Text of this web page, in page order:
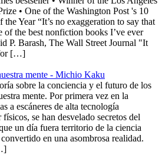
• One of the Washington Post 's 10
the Year “It’s no exaggeration to say that
of the best nonfiction books I’ve ever
P. Barash, The Wall Street Journal "It
[…]
mente - Michio Kaku
sobre la conciencia y el futuro de los
mente. Por primera vez en la
a escáneres de alta tecnología
físicos, se han desvelado secretos del
un día fuera territorio de la ciencia
en una asombrosa realidad.